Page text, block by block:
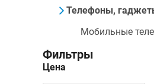
Телефоны,
Мобильные
Фильтры
Цена